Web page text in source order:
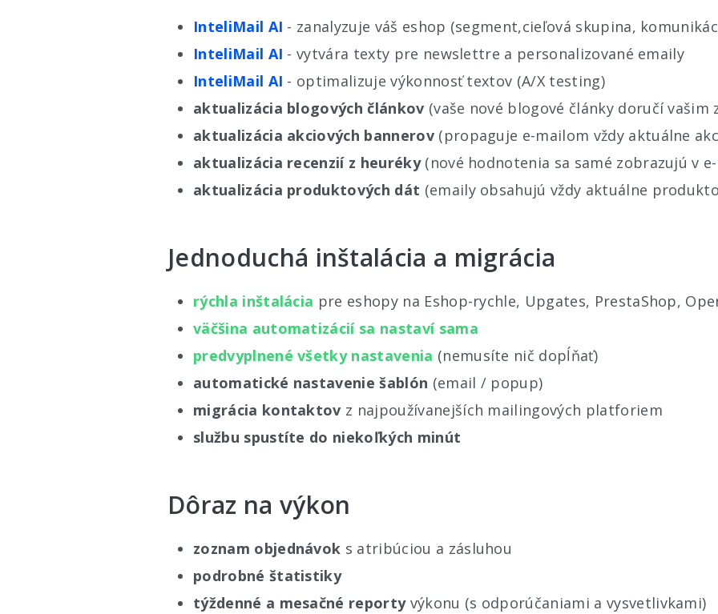
InteliMail AI - zanalyzuje váš eshop (segment,cieľová skupina,
InteliMail AI - vytvára texty pre newslettre a personalizované emaily
InteliMail AI - optimalizuje výkonnosť textov (A/X testing)
aktualizácia blogových článkov (vaše nové blogové články doručí vašim
aktualizácia akciových bannerov(propaguje e-mailom vždy aktuálne
aktualizácia recenzií z heuréky(nové hodnotenia sa samé zobrazujú v
aktualizácia produktových dát (emaily obsahujú vždy aktuálne
Jednoduchá inštalácia a migrácia
rýchla inštalácia pre eshopy na Eshop-rychle, Upgates, PrestaShop,
väčšina automatizácií sa nastaví sama
predvyplnené všetky nastavenia (nemusíte nič dopĺňať)
automatické nastavenie šablón (email / popup)
migrácia kontaktov z najpoužívanejších mailingových platforiem
službu spustíte do niekoľkých minút
Dôraz na výkon
zoznam objednávok s atribúciou a zásluhou
podrobné štatistiky
týždenné a mesačné reportyvýkonu (s odporúčaniami a vysvetlivkami)